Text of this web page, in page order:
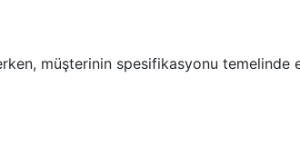
müşterinin spesifikasyonu